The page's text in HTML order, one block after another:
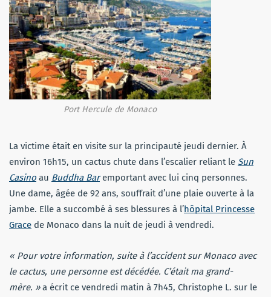
Port Hercule de Monaco
La victime était en visite sur la principauté jeudi dernier. À
environ 16h15, un cactus chute dans l’escalier reliant le Sun
Casino au Buddha Baremportant avec lui cinq personnes.
Une dame, âgée de 92 ans, souffrait d’une plaie ouverte à la
jambe. Elle a succombé à ses blessures à l’hôpital Princesse
Grace de Monaco dans la nuit de jeudi à vendredi.
« Pour votre information, suite à l’accident sur Monaco avec
le cactus, une personne est décédée. C’était ma grand-
mère. »a écrit ce vendredi matin à 7h45, Christophe L. sur le